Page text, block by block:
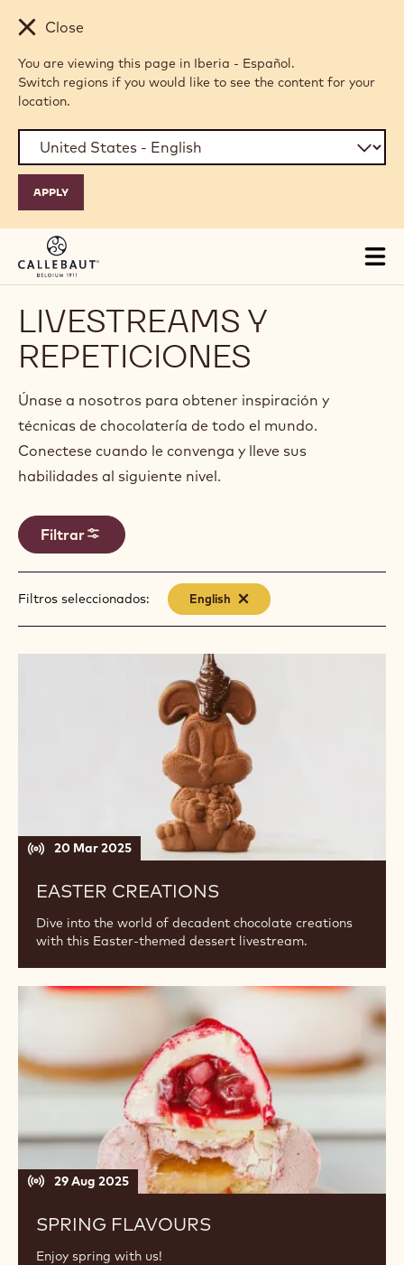
Skip to main content
Close
You are viewing this page in Iberia - Español.
Switch regions if you would like to see the content for your
location.
LIVESTREAMS Y
REPETICIONES
Únase a nosotros para obtener inspiración y
técnicas de chocolatería de todo el mundo.
Conectese cuando le convenga y lleve sus
habilidades al siguiente nivel.
Filtrar
Filtros seleccionados: English
remove
20 Mar 2025
EASTER CREATIONS
Dive into the world of decadent chocolate creations
with this Easter-themed dessert livestream.
29 Aug 2025
SPRING FLAVOURS
Enjoy spring with us!
Spring